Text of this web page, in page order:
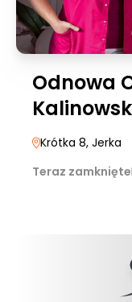
Odnowa
Krótka 8, Jerka
Teraz zamknięte